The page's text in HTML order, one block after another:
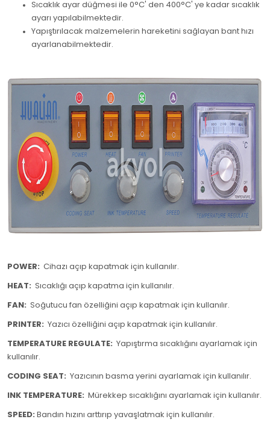
Sıcaklık ayar düğmesi ile 0°C' den 400°C' ye kadar sıcaklık
ayarı yapılabilmektedir.
Yapıştırılacak malzemelerin hareketini sağlayan bant hızı
ayarlanabilmektedir.
POWER: Cihazı açıp kapatmak için kullanılır.
HEAT: Sıcaklığı açıp kapatma için kullanılır.
FAN: Soğutucu fan özelliğini açıp kapatmak için kullanılır.
PRINTER: Yazıcı özelliğini açıp kapatmak için kullanılır.
TEMPERATURE REGULATE: Yapıştırma sıcaklığını ayarlamak için
kullanılır.
CODING SEAT: Yazıcının basma yerini ayarlamak için kullanılır.
INK TEMPERATURE: Mürekkep sıcaklığını ayarlamak için kullanılır.
SPEED: Bandın hızını arttırıp yavaşlatmak için kullanılır.